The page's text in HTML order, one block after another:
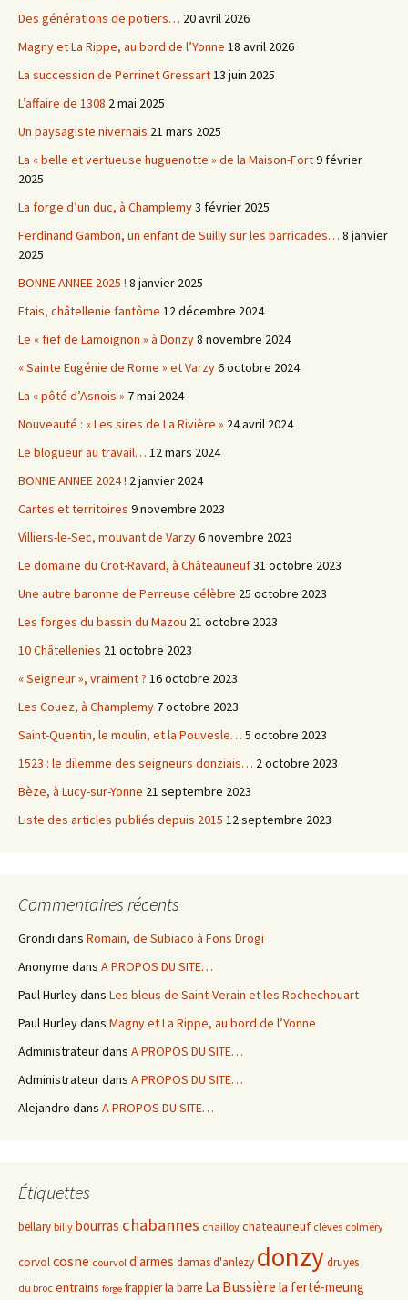
Des générations de potiers… 20 avril 2026
Magny et La Rippe, au bord de l’Yonne 18 avril 2026
La succession de Perrinet Gressart13 juin 2025
L’affaire de 1308 2 mai 2025
Un paysagiste nivernais 21 mars 2025
La « belle et vertueuse huguenotte » de la Maison-Fort9 février
2025
La forge d’un duc, à Champlemy3 février 2025
Ferdinand Gambon, un enfant de Suilly sur les barricades… 8 janvier
2025
BONNE ANNEE 2025 ! 8 janvier 2025
Etais, châtellenie fantôme 12 décembre 2024
Le « fief de Lamoignon » à Donzy8 novembre 2024
« Sainte Eugénie de Rome » et Varzy6 octobre 2024
La « pôté d’Asnois » 7 mai 2024
Nouveauté : « Les sires de La Rivière » 24 avril 2024
Le blogueur au travail… 12 mars 2024
BONNE ANNEE 2024 ! 2 janvier 2024
Cartes et territoires 9 novembre 2023
Villiers-le-Sec, mouvant de Varzy6 novembre 2023
Le domaine du Crot-Ravard, à Châteauneuf31 octobre 2023
Une autre baronne de Perreuse célèbre 25 octobre 2023
Les forges du bassin du Mazou 21 octobre 2023
10 Châtellenies 21 octobre 2023
« Seigneur », vraiment ? 16 octobre 2023
Les Couez, à Champlemy 7 octobre 2023
Saint-Quentin, le moulin, et la Pouvesle… 5 octobre 2023
1523 : le dilemme des seigneurs donziais… 2 octobre 2023
Bèze, à Lucy-sur-Yonne 21 septembre 2023
Liste des articles publiés depuis 2015 12 septembre 2023
Commentaires récents
Grondi dans Romain, de Subiaco à Fons Drogi
Anonyme dans A PROPOS DU SITE…
Paul Hurleydans Les bleus de Saint-Verain et les Rochechouart
Paul Hurleydans Magny et La Rippe, au bord de l’Yonne
Administrateurdans A PROPOS DU SITE…
Administrateurdans A PROPOS DU SITE…
Alejandro dans A PROPOS DU SITE…
Étiquettes
bellary billy bourras chabannes chailloy chateauneuf clèves colméry
corvolcosne courvol d'armes damas d'anlezy donzydruyes
du broc entrains forge frappierla barre La Bussière la ferté-meung